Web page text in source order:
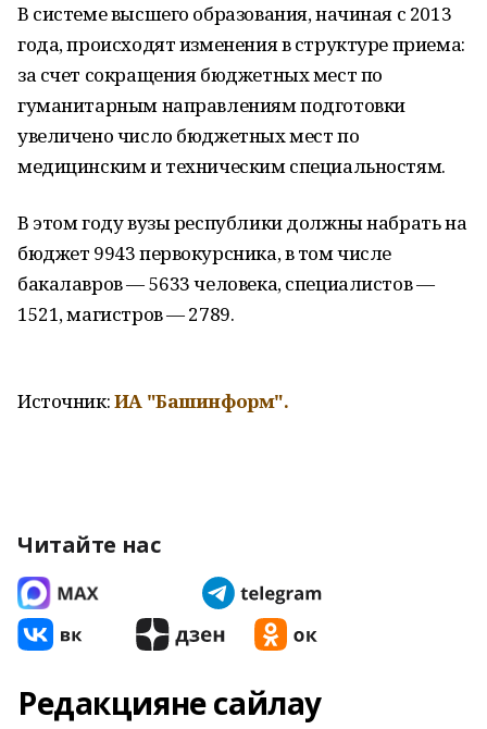
В системе высшего образования, начиная с 2013
года, происходят изменения в структуре приема:
за счет сокращения бюджетных мест по
гуманитарным направлениям подготовки
увеличено число бюджетных мест по
медицинским и техническим специальностям.
В этом году вузы республики должны набрать на
бюджет 9943 первокурсника, в том числе
бакалавров — 5633 человека, специалистов —
1521, магистров — 2789.
Источник:ИА "Башинформ".
Читайте нас
Редакцияне сайлау